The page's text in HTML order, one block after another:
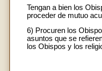
Tengan a bien los
proceder de mutuo
6) Procuren los
asuntos que se
los Obispos y los